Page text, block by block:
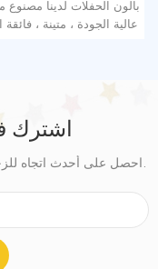
بالون الحفلات لدينا مصنوع
عالية الجودة ، متينة ، فائقة
اشترك
احصل على أحدث اتجاه للزجاج الفسيفسائي في صندوق الوارد الخاص بك.